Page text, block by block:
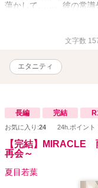
蕩かして……。彼の常識
ら!? お伽噺よりもドキ
文字数
エタニティ
長編 完結
お気に入り:24 24h.ポイント
【完結】MIRACLE
再会～
夏目若葉